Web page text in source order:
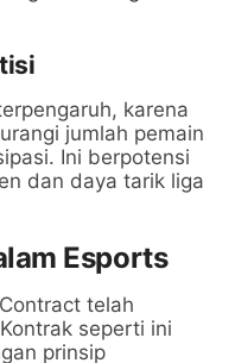
karena
jumlah pemain
Ini berpotensi
dan daya tarik liga
Esports
telah
seperti ini
prinsip